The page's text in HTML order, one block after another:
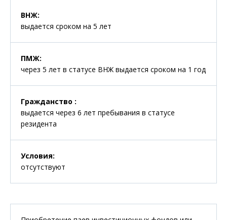
ВНЖ:
выдается сроком на 5 лет
ПМЖ:
через 5 лет в статусе ВНЖ выдается сроком на 1 год
Гражданство :
выдается через 6 лет пребывания в статусе
резидента
Условия:
отсутствуют